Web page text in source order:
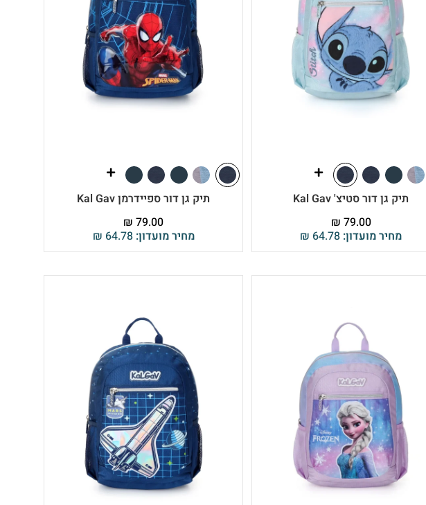
תיק גן דור סטיצ' Kal Gav
מחיר מועדון: ₪ 64.78
₪ 79.00
תיק גן דור ספיידרמן Kal Gav
מחיר מועדון: ₪ 64.78
₪ 79.00